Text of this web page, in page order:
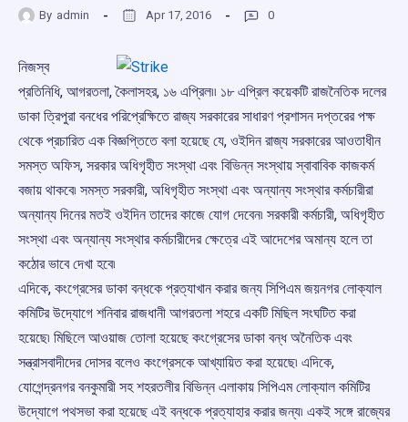
By admin Apr 17, 2016 0
নিজস্ব
প্রতিনিধি, আগরতলা, কৈলাসহর, ১৬ এপ্রিল৷৷ ১৮ এপ্রিল কয়েকটি রাজনৈতিক দলের
ডাকা ত্রিপুরা বনধের পরিপ্রেক্ষিতে রাজ্য সরকারের সাধারণ প্রশাসন দপ্তরের পক্ষ
থেকে প্রচারিত এক বিজ্ঞপ্তিতে বলা হয়েছে যে, ওইদিন রাজ্য সরকারের আওতাধীন
সমস্ত অফিস, সরকার অধিগৃহীত সংস্থা এবং বিভিন্ন সংস্থায় স্বাবাবিক কাজকর্ম
বজায় থাকবে৷ সমস্ত সরকারী, অধিগৃহীত সংস্থা এবং অন্যান্য সংস্থার কর্মচারীরা
অন্যান্য দিনের মতই ওইদিন তাদের কাজে যোগ দেবেন৷ সরকারী কর্মচারী, অধিগৃহীত
সংস্থা এবং অন্যান্য সংস্থার কর্মচারীদের ক্ষেত্রে এই আদেশের অমান্য হলে তা
কঠোর ভাবে দেখা হবে৷
এদিকে, কংগ্রেসের ডাকা বন্ধকে প্রত্যাখান করার জন্য সিপিএম জয়নগর লোক্যাল
কমিটির উদ্যোগে শনিবার রাজধানী আগরতলা শহরে একটি মিছিল সংঘটিত করা
হয়েছে৷ মিছিলে আওয়াজ তোলা হয়েছে কংগ্রেসের ডাকা বন্ধ অনৈতিক এবং
সন্ত্রাসবাদীদের দোসর বলেও কংগ্রেসকে আখ্যায়িত করা হয়েছে৷ এদিকে,
যোগেন্দ্রনগর বনকুমারী সহ শহরতলীর বিভিন্ন এলাকায় সিপিএম লোক্যাল কমিটির
উদ্যোগে পথসভা করা হয়েছে এই বন্ধকে প্রত্যাহার করার জন্য৷ একই সঙ্গে রাজ্যের